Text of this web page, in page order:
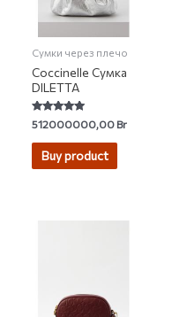
Сумки через плечо
Coccinelle Сумка
DILETTA
Rated
5.00
out of 5
512000000,00Br
Buy product